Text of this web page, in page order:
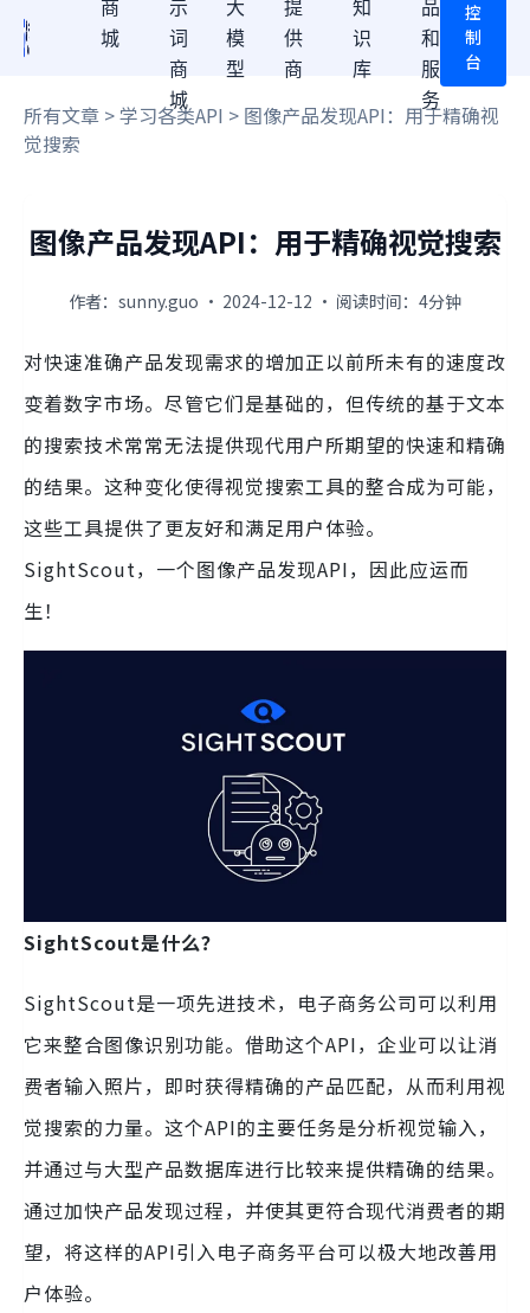
商
城
示
词
商
城
大
模
型
提
供
商
知
识
库
品
和
服
务
控
制
台
所有文章 >学习各类API > 图像产品发现API：用于精确视
觉搜索
图像产品发现API：用于精确视觉搜索
作者：sunny.guo · 2024-12-12 · 阅读时间：4分钟
对快速准确产品发现需求的增加正以前所未有的速度改
变着数字市场。尽管它们是基础的，但传统的基于文本
的搜索技术常常无法提供现代用户所期望的快速和精确
的结果。这种变化使得视觉搜索工具的整合成为可能，
这些工具提供了更友好和满足用户体验。
SightScout，一个图像产品发现API，因此应运而
生！
SightScout是什么？
SightScout是一项先进技术，电子商务公司可以利用
它来整合图像识别功能。借助这个API，企业可以让消
费者输入照片，即时获得精确的产品匹配，从而利用视
觉搜索的力量。这个API的主要任务是分析视觉输入，
并通过与大型产品数据库进行比较来提供精确的结果。
通过加快产品发现过程，并使其更符合现代消费者的期
望，将这样的API引入电子商务平台可以极大地改善用
户体验。